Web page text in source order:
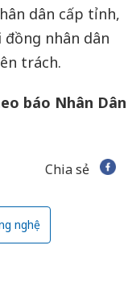
dân cấp tỉnh,
nhân dân
trách.
báo Nhân Dân
Chia sẻ
nghệ